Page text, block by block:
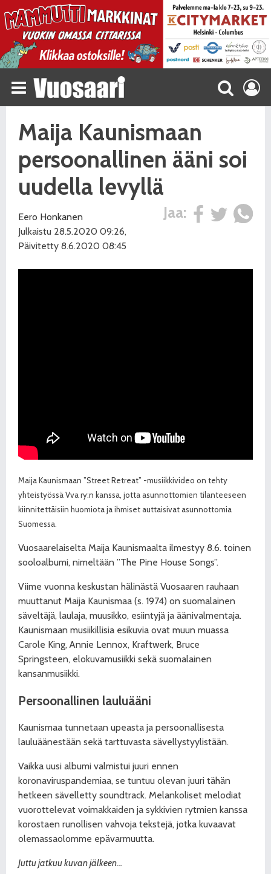
Maija Kaunismaan
persoonallinen ääni soi
uudella levyllä
Jaa:
Eero Honkanen
Julkaistu 28.5.2020 09:26,
Päivitetty 8.6.2020 08:45
Maija Kaunismaan ”Street Retreat” -musiikkivideo on tehty
yhteistyössä Vva ry:n kanssa, jotta asunnottomien tilanteeseen
kiinnitettäisiin huomiota ja ihmiset auttaisivat asunnottomia
Suomessa.
Vuosaarelaiselta Maija Kaunismaalta ilmestyy 8.6. toinen
sooloalbumi, nimeltään ”The Pine House Songs”.
Viime vuonna keskustan hälinästä Vuosaaren rauhaan
muuttanut Maija Kaunismaa (s. 1974) on suomalainen
säveltäjä, laulaja, muusikko, esiintyjä ja äänivalmentaja.
Kaunismaan musiikillisia esikuvia ovat muun muassa
Carole King, Annie Lennox, Kraftwerk, Bruce
Springsteen, elokuvamusiikki sekä suomalainen
kansanmusiikki.
Persoonallinen lauluääni
Kaunismaa tunnetaan upeasta ja persoonallisesta
lauluäänestään sekä tarttuvasta sävellystyylistään.
Vaikka uusi albumi valmistui juuri ennen
koronaviruspandemiaa, se tuntuu olevan juuri tähän
hetkeen sävelletty soundtrack. Melankoliset melodiat
vuorottelevat voimakkaiden ja sykkivien rytmien kanssa
korostaen runollisen vahvoja tekstejä, jotka kuvaavat
olemassaolomme epävarmuutta.
Juttu jatkuu kuvan jälkeen…